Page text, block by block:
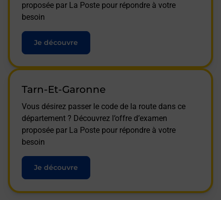
proposée par La Poste pour répondre à votre
besoin
Je découvre
Tarn-Et-Garonne
Vous désirez passer le code de la route dans ce
département ? Découvrez l’offre d’examen
proposée par La Poste pour répondre à votre
besoin
Je découvre